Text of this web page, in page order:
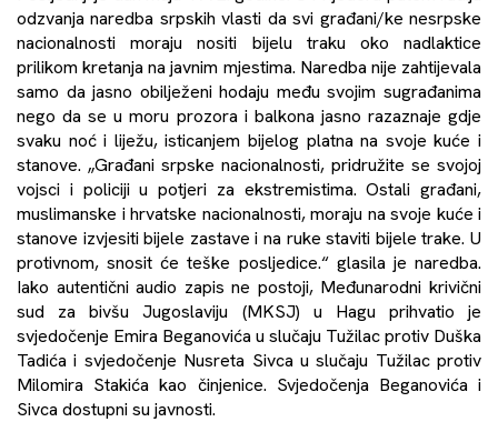
odzvanja naredba srpskih vlasti da svi građani/ke nesrpske
nacionalnosti moraju nositi bijelu traku oko nadlaktice
prilikom kretanja na javnim mjestima. Naredba nije zahtijevala
samo da jasno obilježeni hodaju među svojim sugrađanima
nego da se u moru prozora i balkona jasno razaznaje gdje
svaku noć i liježu, isticanjem bijelog platna na svoje kuće i
stanove. „Građani srpske nacionalnosti, pridružite se svojoj
vojsci i policiji u potjeri za ekstremistima. Ostali građani,
muslimanske i hrvatske nacionalnosti, moraju na svoje kuće i
stanove izvjesiti bijele zastave i na ruke staviti bijele trake. U
protivnom, snosit će teške posljedice.“ glasila je naredba.
Iako autentični audio zapis ne postoji, Međunarodni krivični
sud za bivšu Jugoslaviju (MKSJ) u Hagu prihvatio je
svjedočenje Emira Beganovića u slučaju Tužilac protiv Duška
Tadića i svjedočenje Nusreta Sivca u slučaju Tužilac protiv
Milomira Stakića kao činjenice. Svjedočenja Beganovića i
Sivca dostupni su javnosti.